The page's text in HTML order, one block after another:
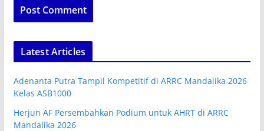
Latest Articles
Adenanta Putra Tampil Kompetitif di ARRC Mandalika 2026
Kelas ASB1000
Herjun AF Persembahkan Podium untuk AHRT di ARRC
Mandalika 2026